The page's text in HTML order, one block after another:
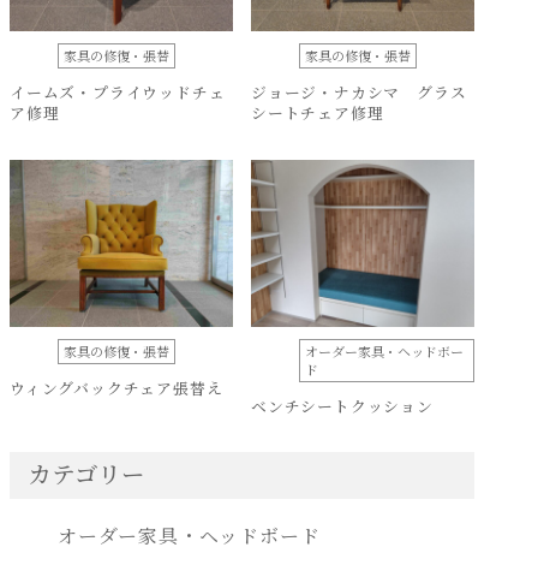
家具の修復・張替
イームズ・プライウッドチェ
ア修理
家具の修復・張替
ジョージ・ナカシマ グラス
シートチェア修理
家具の修復・張替
ウィングバックチェア張替え
オーダー家具・ヘッドボー
ド
ベンチシートクッション
カテゴリー
オーダー家具・ヘッドボード